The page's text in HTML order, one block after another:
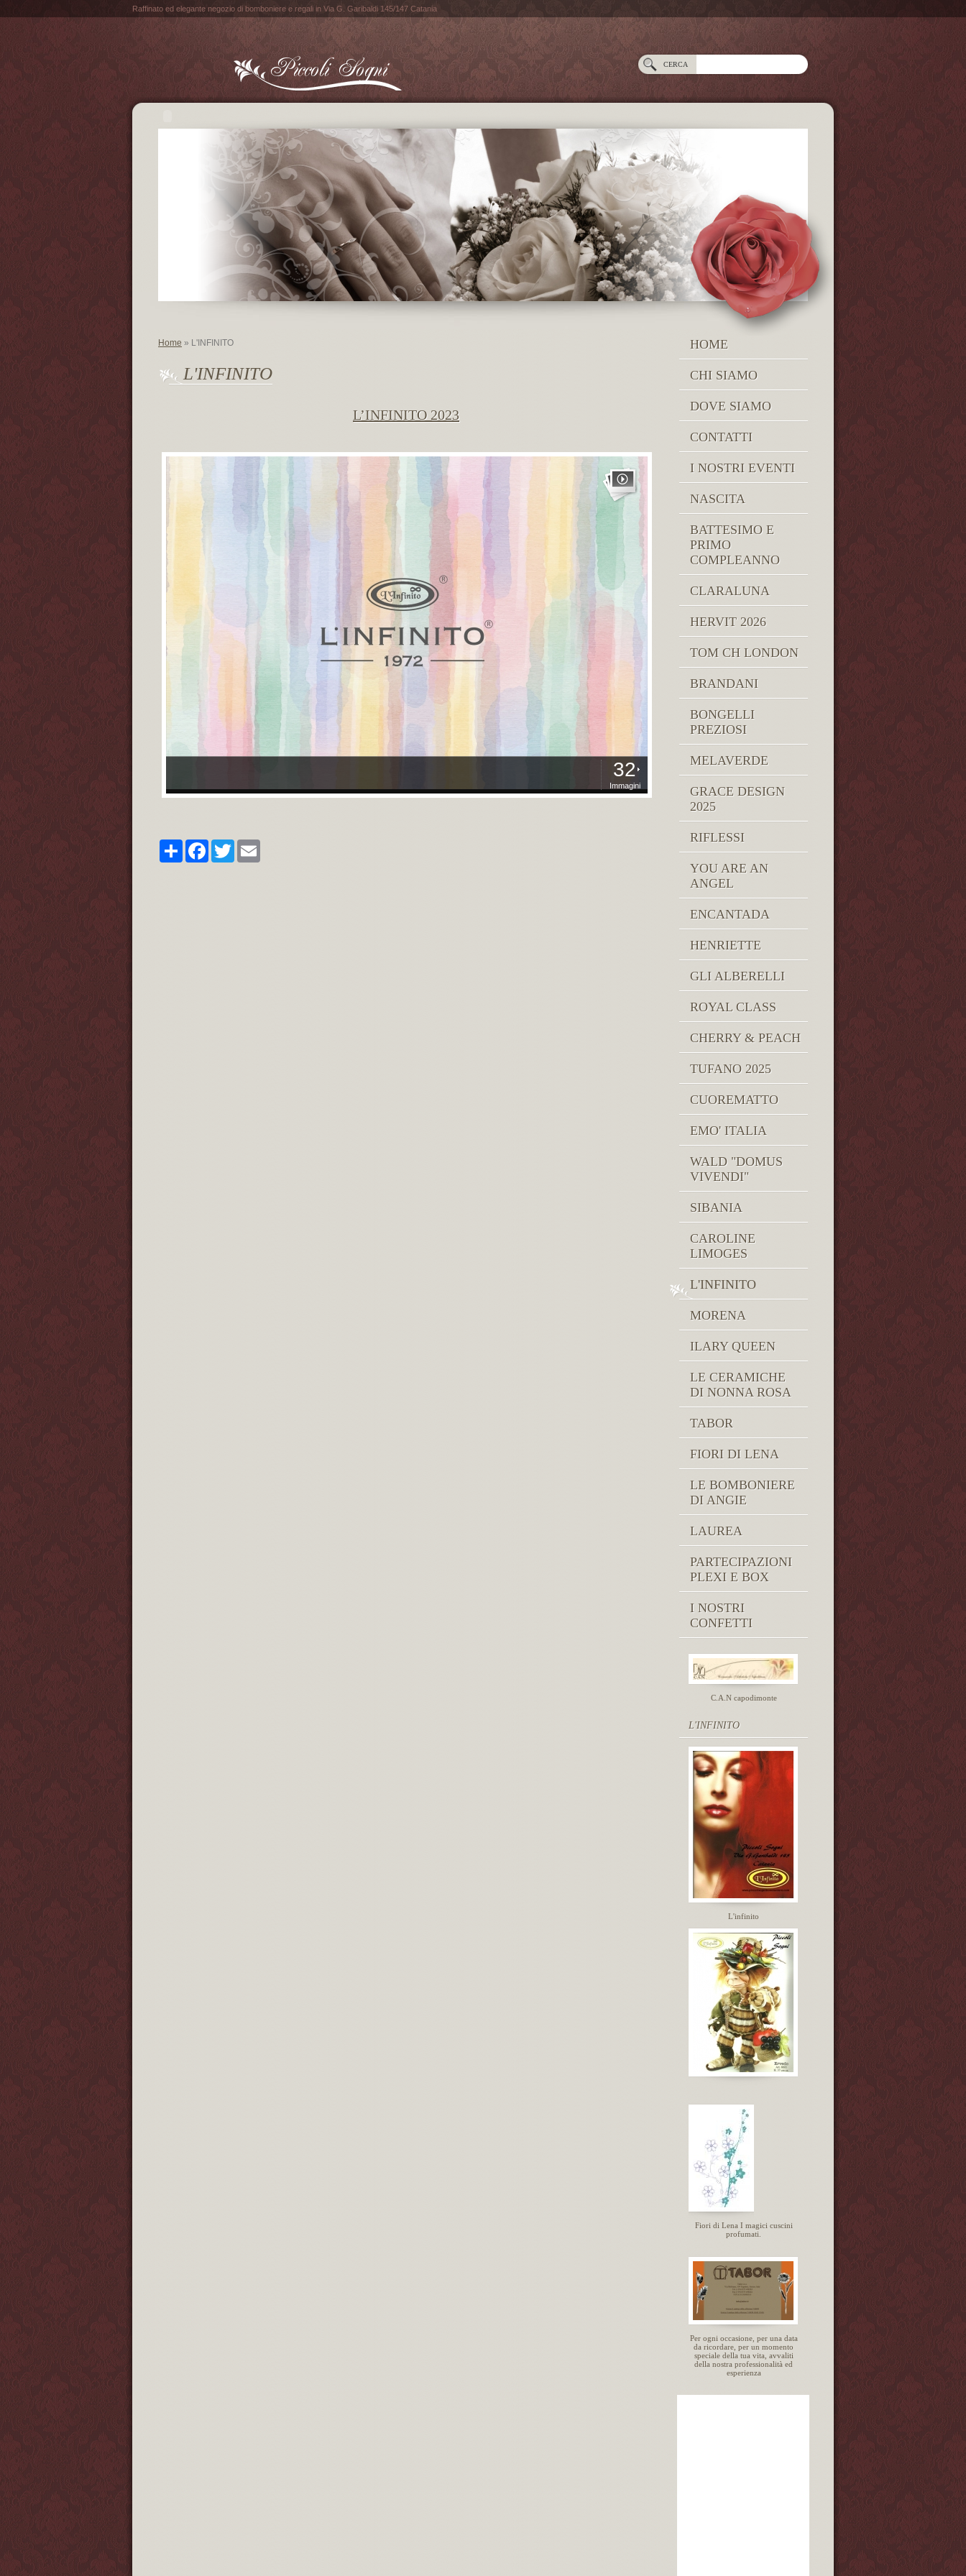
Raffinato ed elegante negozio di bomboniere e regali in Via G. Garibaldi 145/147 Catania
Home » L'INFINITO
L'INFINITO
L’INFINITO 2023
32
Immagini
Share FacebookTwitter
HOME
CHI SIAMO
DOVE SIAMO
CONTATTI
I NOSTRI EVENTI
NASCITA
BATTESIMO E
PRIMO
COMPLEANNO
CLARALUNA
HERVIT 2026
TOM CH LONDON
BRANDANI
BONGELLI
PREZIOSI
MELAVERDE
GRACE DESIGN
2025
RIFLESSI
YOU ARE AN
ANGEL
ENCANTADA
HENRIETTE
GLI ALBERELLI
ROYAL CLASS
CHERRY & PEACH
TUFANO 2025
CUOREMATTO
EMO' ITALIA
WALD "DOMUS
VIVENDI"
SIBANIA
CAROLINE
LIMOGES
L'INFINITO
MORENA
ILARY QUEEN
LE CERAMICHE
DI NONNA ROSA
TABOR
FIORI DI LENA
LE BOMBONIERE
DI ANGIE
LAUREA
PARTECIPAZIONI
PLEXI E BOX
I NOSTRI
CONFETTI
C.A.N capodimonte
L'INFINITO
L'infinito
Fiori di Lena I magici cuscini
profumati.
Per ogni occasione, per una data
da ricordare, per un momento
speciale della tua vita, avvaliti
della nostra professionalità ed
esperienza